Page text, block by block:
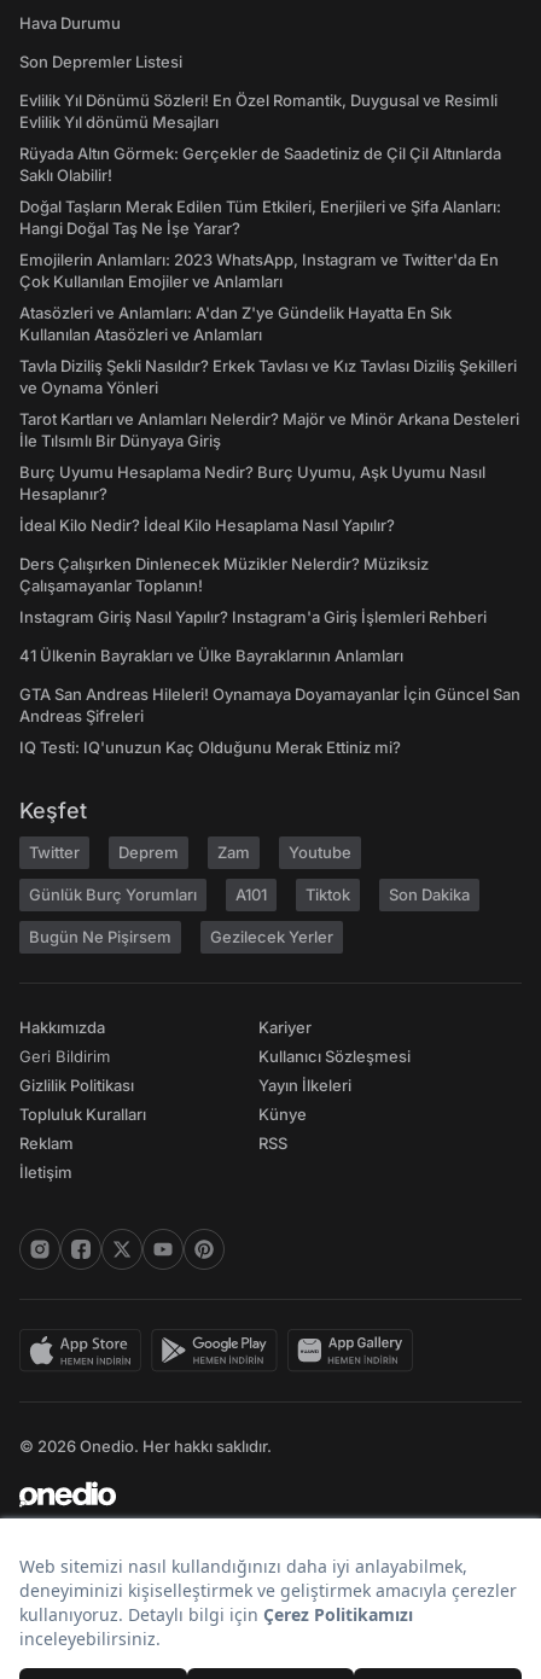
Hava Durumu
Son Depremler Listesi
Evlilik Yıl Dönümü Sözleri! En Özel Romantik, Duygusal ve Resimli
Evlilik Yıl dönümü Mesajları
Rüyada Altın Görmek: Gerçekler de Saadetiniz de Çil Çil Altınlarda
Saklı Olabilir!
Doğal Taşların Merak Edilen Tüm Etkileri, Enerjileri ve Şifa Alanları:
Hangi Doğal Taş Ne İşe Yarar?
Emojilerin Anlamları: 2023 WhatsApp, Instagram ve Twitter'da En
Çok Kullanılan Emojiler ve Anlamları
Atasözleri ve Anlamları: A'dan Z'ye Gündelik Hayatta En Sık
Kullanılan Atasözleri ve Anlamları
Tavla Diziliş Şekli Nasıldır? Erkek Tavlası ve Kız Tavlası Diziliş Şekilleri
ve Oynama Yönleri
Tarot Kartları ve Anlamları Nelerdir? Majör ve Minör Arkana Desteleri
İle Tılsımlı Bir Dünyaya Giriş
Burç Uyumu Hesaplama Nedir? Burç Uyumu, Aşk Uyumu Nasıl
Hesaplanır?
İdeal Kilo Nedir? İdeal Kilo Hesaplama Nasıl Yapılır?
Ders Çalışırken Dinlenecek Müzikler Nelerdir? Müziksiz
Çalışamayanlar Toplanın!
Instagram Giriş Nasıl Yapılır? Instagram'a Giriş İşlemleri Rehberi
41 Ülkenin Bayrakları ve Ülke Bayraklarının Anlamları
GTA San Andreas Hileleri! Oynamaya Doyamayanlar İçin Güncel San
Andreas Şifreleri
IQ Testi: IQ'unuzun Kaç Olduğunu Merak Ettiniz mi?
Keşfet
Twitter Deprem Zam Youtube
Günlük Burç Yorumları A101 Tiktok Son Dakika
Bugün Ne Pişirsem Gezilecek Yerler
Hakkımızda
Geri Bildirim
Gizlilik Politikası
Topluluk Kuralları
Reklam
İletişim
Kariyer
Kullanıcı Sözleşmesi
Yayın İlkeleri
Künye
RSS
© 2026 Onedio. Her hakkı saklıdır.
Bir markasıdır.